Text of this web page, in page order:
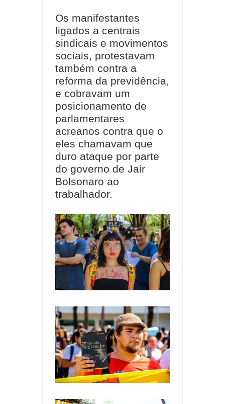
Os manifestantes
ligados a centrais
sindicais e movimentos
sociais, protestavam
também contra a
reforma da previdência,
e cobravam um
posicionamento de
parlamentares
acreanos contra que o
eles chamavam que
duro ataque por parte
do governo de Jair
Bolsonaro ao
trabalhador.